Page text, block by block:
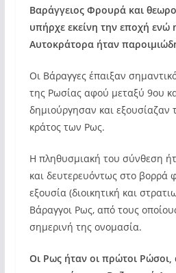
Βαράγγειος Φρουρά και
υπήρχε εκείνη την εποχή ενώ
Αυτοκράτορα ήταν
Οι Βάραγγες έπαιξαν
της Ρωσίας αφού μεταξύ 9ου
δημιούργησαν και εξουσίαζαν
κράτος των Ρως.
Η πληθυσμιακή του σύνθεση
και δευτερευόντως στο βορρά
εξουσία (διοικητική και
Βάραγγοι Ρως, από τους
σημερινή της ονομασία.
Οι Ρως ήταν οι πρώτοι Ρώσοι,